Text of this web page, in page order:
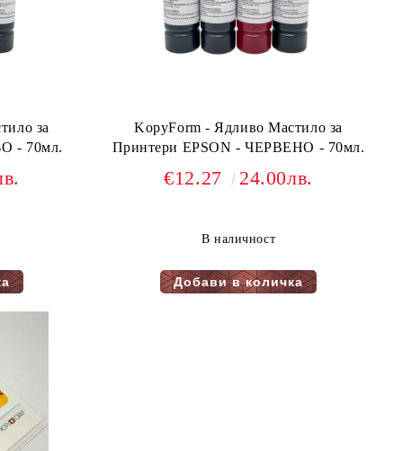
за
Принтери EPSON - СИНЬО - 70мл.
KopyForm - Ядливо Мастило за
Принтери EPSON - ЧЕРВЕНО - 70мл.
€12.27 24.00лв.
В наличност